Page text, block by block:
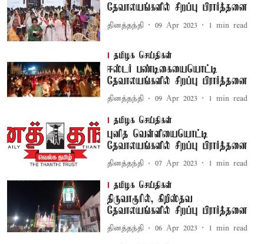
தேவாலயங்களில் சிறப்பு பிரார்த்தனை
தினத்தந்தி 09 Apr 2023 1 min read
தமிழக செய்திகள்
ஈஸ்டர் பண்டிகையையொட்டி
தேவாலயங்களில் சிறப்பு பிரார்த்தனை
தினத்தந்தி 09 Apr 2023 1 min read
தமிழக செய்திகள்
புனித வெள்ளியையொட்டி
தேவாலயங்களில் சிறப்பு பிரார்த்தனை
தினத்தந்தி 07 Apr 2023 1 min read
தமிழக செய்திகள்
திருவாரூரில், கிறிஸ்தவ
தேவாலயங்களில் சிறப்பு பிரார்த்தனை
தினத்தந்தி 06 Apr 2023 1 min read